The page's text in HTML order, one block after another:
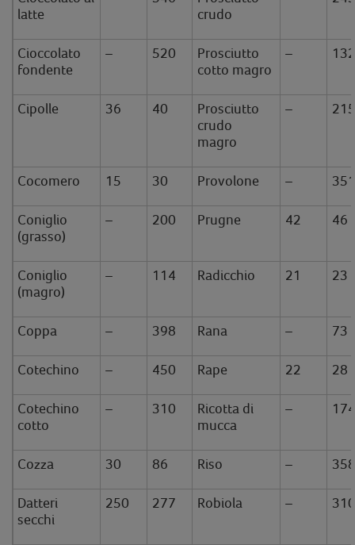
latte
crudo
Cioccolato
fondente
– 520
Prosciutto
cotto magro
–
Cipolle 36 40
Prosciutto
crudo
magro
–
Cocomero 15 30 Provolone –
Coniglio
(grasso)
– 200 Prugne 42 46
Coniglio
(magro)
– 114 Radicchio 21 23
Coppa – 398 Rana – 73
Cotechino – 450 Rape 22 28
Cotechino
cotto
– 310
Ricotta di
mucca
–
Cozza 30 86 Riso –
Datteri
secchi
250 277 Robiola –